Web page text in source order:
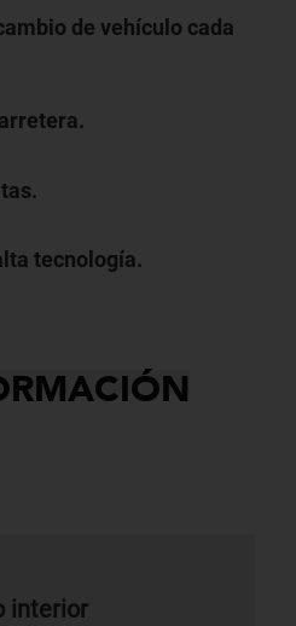
de vehículo cada
tecnología.
interior